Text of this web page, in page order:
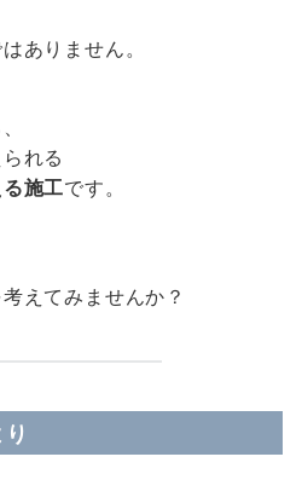
ありません。
れる
施工です。
えてみませんか？